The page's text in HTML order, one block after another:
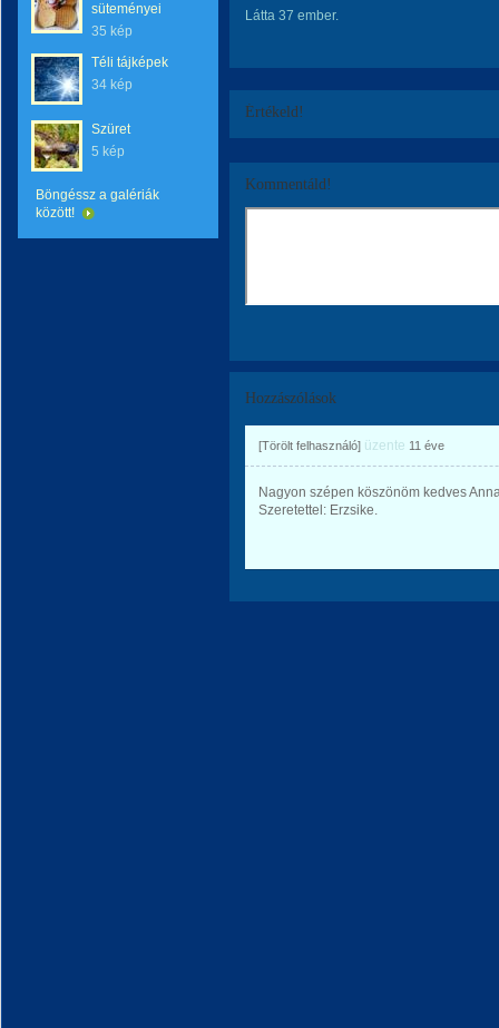
süteményei
35 kép
Téli tájképek
34 kép
Szüret
5 kép
Böngéssz a galériák
között!
Látta 37 ember.
Értékeld!
Kommentáld!
Hozzászólások
[Törölt felhasználó] üzente 11 éve
Nagyon szépen köszönöm kedves
Szeretettel: Erzsike.